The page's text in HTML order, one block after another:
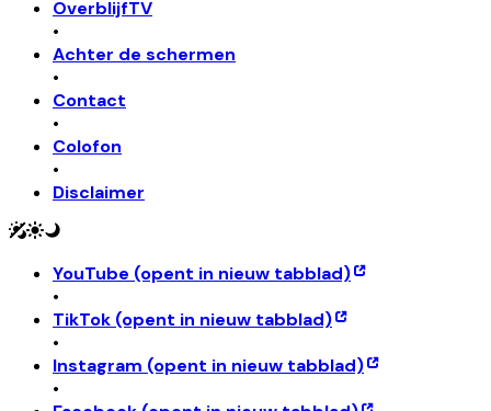
OverblijfTV
•
Achter de schermen
•
Contact
•
Colofon
•
Disclaimer
YouTube (opent in nieuw tabblad)
•
TikTok (opent in nieuw tabblad)
•
Instagram (opent in nieuw tabblad)
•